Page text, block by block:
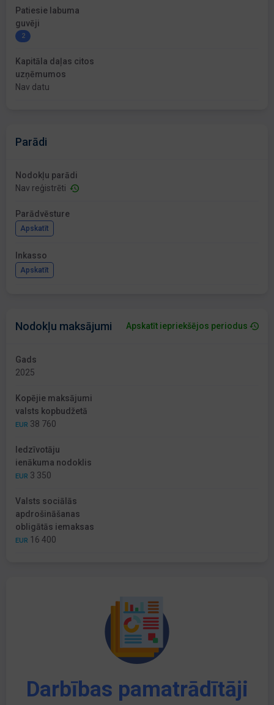
Patiesie labuma
guvēji
2
Kapitāla daļas citos
uzņēmumos
Nav datu
Parādi
Nodokļu parādi
Nav reģistrēti
Parādvēsture
Apskatīt
Inkasso
Apskatīt
Nodokļu maksājumi Apskatīt iepriekšējos periodus
Gads
2025
Kopējie maksājumi
valsts kopbudžetā
EUR 38 760
Iedzīvotāju
ienākuma nodoklis
EUR 3 350
Valsts sociālās
apdrošināšanas
obligātās iemaksas
EUR 16 400
Darbības pamatrādītāji